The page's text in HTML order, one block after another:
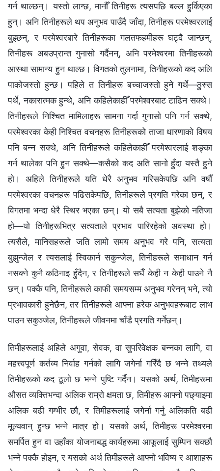
गर्न थाल्छन्। यस्तो लाग्छ, मानौँ तिनीहरू त्यसपछि बल्ल हुर्किएका
हुन्। अनि तिनीहरूले थप अनुभव पाउँदै जाँदा, तिनीहरू परमेश्‍वरलाई
बुझ्छन्, र परमेश्‍वरबारे तिनीहरूका गलतफहमीहरू घट्दै जान्छन्,
तिनीहरू अबउप्रान्त गुनासो गर्दैनन्, अनि परमेश्‍वरमा तिनीहरूको
आस्था सामान्य हुन थाल्छ। विगतको तुलनामा, तिनीहरूको कद अलि
पाकोजस्तो हुन्छ। पहिले त तिनीहरू बच्चाजस्तो हुने गर्थे—ठुस्स
पर्थे, नकारात्मक हुन्थे, अनि कहिलेकाहीँ परमेश्‍वरबाट टाढिन सक्थे।
तिनीहरूले निश्चित मामिलाहरू सामना गर्दा गुनासो पनि गर्न सक्थे,
परमेश्‍वरका केही निश्चित वचनहरू तिनीहरूको ताजा धारणाको विषय
पनि बन्‍न सक्थे, अनि तिनीहरूले कहिलेकाहीँ परमेश्‍वरलाई शङ्का
गर्न थालेका पनि हुन सक्थे—कसैको कद अति सानो हुँदा यस्तै हुने
हो। अहिले तिनीहरूले यति धेरै अनुभव गरिसकेपछि अनि वर्षौँ
परमेश्‍वरका वचनहरू पढिसकेपछि, तिनीहरूले प्रगति गरेका छन्, र
विगतमा भन्दा धेरै स्थिर भएका छन्। यो सबै सत्यता बुझेको नतिजा
हो—यो तिनीहरूभित्र सत्यताले प्रभाव पारिरहेको अवस्था हो।
त्यसैले, मानिसहरूले जति लामो समय अनुभव गरे पनि, सत्यता
बुझुन्जेल र त्यसलाई स्विकार्न सकुन्जेल, तिनीहरूले समाधान गर्न
नसक्ने कुनै कठिनाइ हुँदैन, र तिनीहरूले सधैँ केही न केही पाउने नै
छन्। पक्कै पनि, तिनीहरूले काफी समयसम्म अनुभव गरेनन् भने, त्यो
प्रभावकारी हुनेछैन, तर तिनीहरूले आफ्ना हरेक अनुभवहरूबाट लाभ
पाउन सकुञ्जेल, तिनीहरूले जीवनमा चाँडै प्रगति गर्नेछन्।
तिमीहरूलाई अहिले अगुवा, सेवक, वा सुपरिवेक्षक बन्‍नका लागि, वा
महत्त्वपूर्ण कर्तव्य निर्वाह गर्नको लागि जगेर्ना गरिँदै छ भन्ने तथ्यले
तिमीहरूको कद ठूलो छ भन्‍ने पुष्टि गर्दैन। यसको अर्थ, तिमीहरूमा
औसत व्यक्तिभन्दा अलिक राम्रो क्षमता छ, तिमीहरू आफ्नो पछ्याइमा
अलिक बढी गम्भीर छौ, र तिमीहरूलाई जगेर्ना गर्नु अलिकति बढी
मूल्यवान् हुन्छ भन्‍ने मात्र हो। यसको अर्थ, तिमीहरू परमेश्‍वरमा
समर्पित हुन वा उहाँका योजनाबद्ध कार्यहरूमा आफूलाई सुम्पिन सक्छौ
भन्‍ने पक्कै होइन, र यसको अर्थ तिमीहरूले आफ्नो भविष्य र आशाहरू